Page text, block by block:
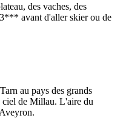
des vaches, des
avant d'aller skier ou de
au pays des grands
ciel de Millau. L'aire du